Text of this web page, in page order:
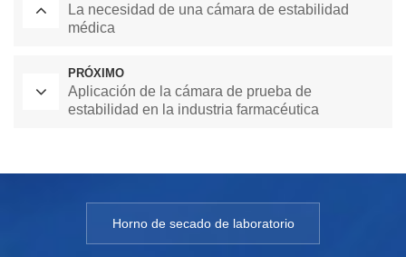
La necesidad de una cámara de estabilidad
médica
PRÓXIMO
Aplicación de la cámara de prueba de
estabilidad en la industria farmacéutica
Horno de secado de laboratorio